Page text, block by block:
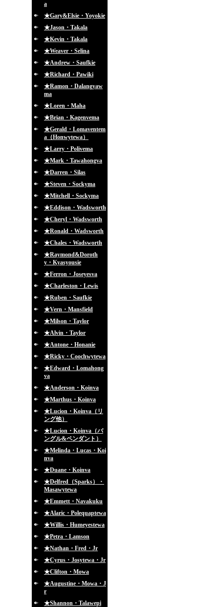
a
★Gary&Elsie・Yoyokie
★Jason・Takala
★Kevin・Takala
★Weaver・Selina
★Andrew・Saufkie
★Richard・Pawiki
★Ramon・Dalangyaw
ma
★Loren・Maha
★Brian・Kagenvema
★Gerald・Lomaventem
a（Honwytewa）
★Larry・Polivema
★Mark・Tawahongva
★Darren・Silas
★Steven・Sockyma
★Mitchell・Sockyma
★Eddison・Wadsworth
★Cheryl・Wadsworth
★Ronald・Wadsworth
★Chales・Wadsworth
★Raymond&Doroth
y・Kyasyousie
★Ferron・Joseyesva
★Charleston・Lewis
★Ruben・Saufkie
★Vern・Mansfield
★Milson・Taylor
★Alvin・Taylor
★Antone・Honanie
★Ricky・Coochwytewa
★Edward・Lomahong
va
★Anderson・Koinva
★Marthus・Koinva
★Lucion・Koinva（リ
ング他）
★Lucion・Koinva（バ
ングル&ペンダント）
★Melinda・Lucas・Koi
nva
★Duane・Koinva
★Delfred（Sparks）・
Masawytewa
★Emmett・Navakuku
★Alaric・Polequaptewa
★Willis・Humeyestewa
★Petra・Lamson
★Nathan・Fred・Jr
★Cyrus・Josytewa・Jr
★Clifton・Mowa
★Augustine・Mowa・J
r
★Shannon・Talawepi